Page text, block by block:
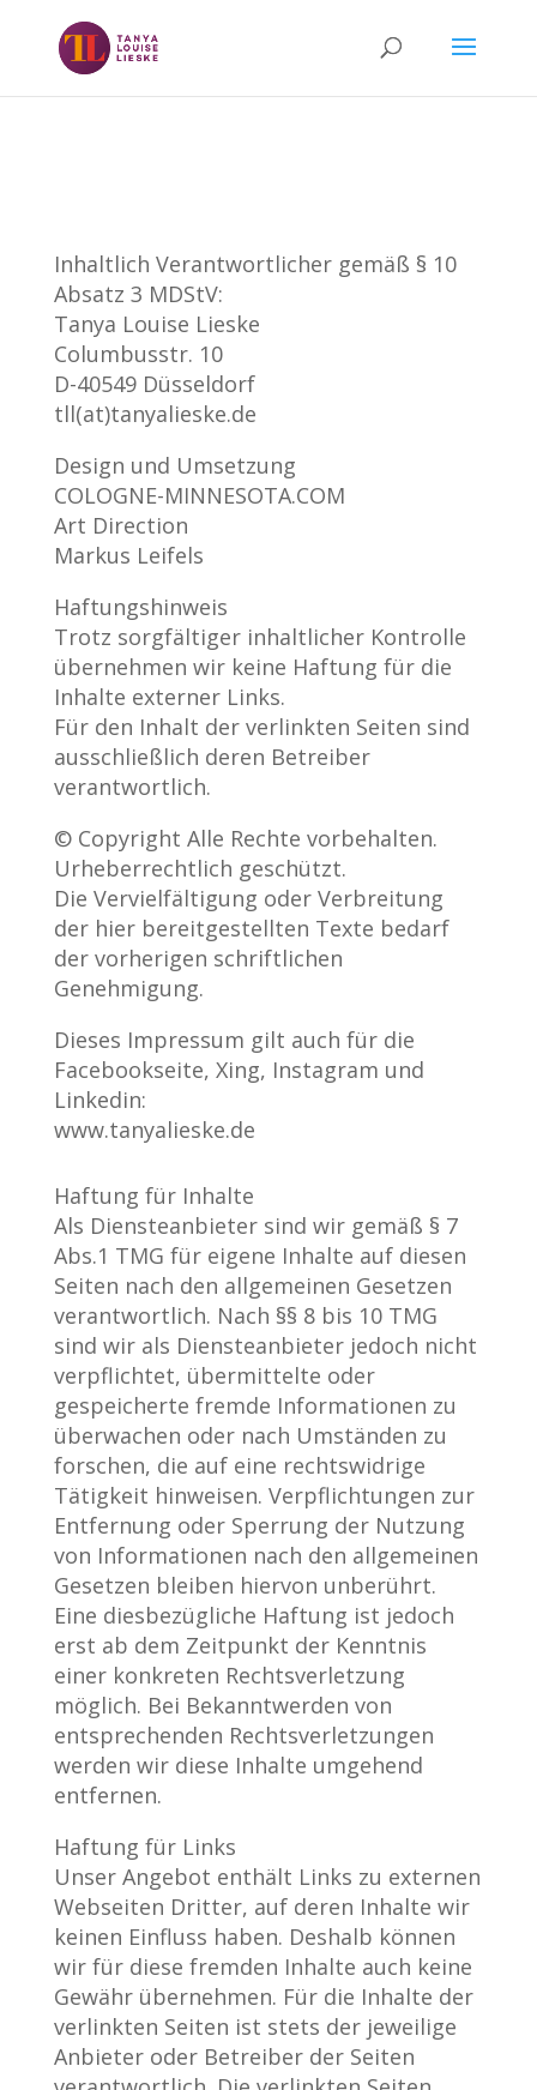
Inhaltlich Verantwortlicher gemäß § 10
Absatz 3 MDStV:
Tanya Louise Lieske
Columbusstr. 10
D-40549 Düsseldorf
tll(at)tanyalieske.de
Design und Umsetzung
COLOGNE-MINNESOTA.COM
Art Direction
Markus Leifels
Haftungshinweis
Trotz sorgfältiger inhaltlicher Kontrolle
übernehmen wir keine Haftung für die
Inhalte externer Links.
Für den Inhalt der verlinkten Seiten sind
ausschließlich deren Betreiber
verantwortlich.
© Copyright Alle Rechte vorbehalten.
Urheberrechtlich geschützt.
Die Vervielfältigung oder Verbreitung
der hier bereitgestellten Texte bedarf
der vorherigen schriftlichen
Genehmigung.
Dieses Impressum gilt auch für die
Facebookseite, Xing, Instagram und
Linkedin:
www.tanyalieske.de
Haftung für Inhalte
Als Diensteanbieter sind wir gemäß § 7
Abs.1 TMG für eigene Inhalte auf diesen
Seiten nach den allgemeinen Gesetzen
verantwortlich. Nach §§ 8 bis 10 TMG
sind wir als Diensteanbieter jedoch nicht
verpflichtet, übermittelte oder
gespeicherte fremde Informationen zu
überwachen oder nach Umständen zu
forschen, die auf eine rechtswidrige
Tätigkeit hinweisen. Verpflichtungen zur
Entfernung oder Sperrung der Nutzung
von Informationen nach den allgemeinen
Gesetzen bleiben hiervon unberührt.
Eine diesbezügliche Haftung ist jedoch
erst ab dem Zeitpunkt der Kenntnis
einer konkreten Rechtsverletzung
möglich. Bei Bekanntwerden von
entsprechenden Rechtsverletzungen
werden wir diese Inhalte umgehend
entfernen.
Haftung für Links
Unser Angebot enthält Links zu externen
Webseiten Dritter, auf deren Inhalte wir
keinen Einfluss haben. Deshalb können
wir für diese fremden Inhalte auch keine
Gewähr übernehmen. Für die Inhalte der
verlinkten Seiten ist stets der jeweilige
Anbieter oder Betreiber der Seiten